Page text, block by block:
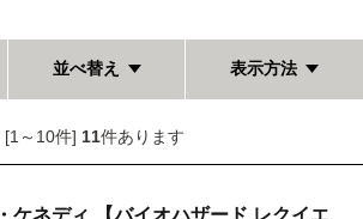
並べ替え 表示方法
[1～10件] 11件あります